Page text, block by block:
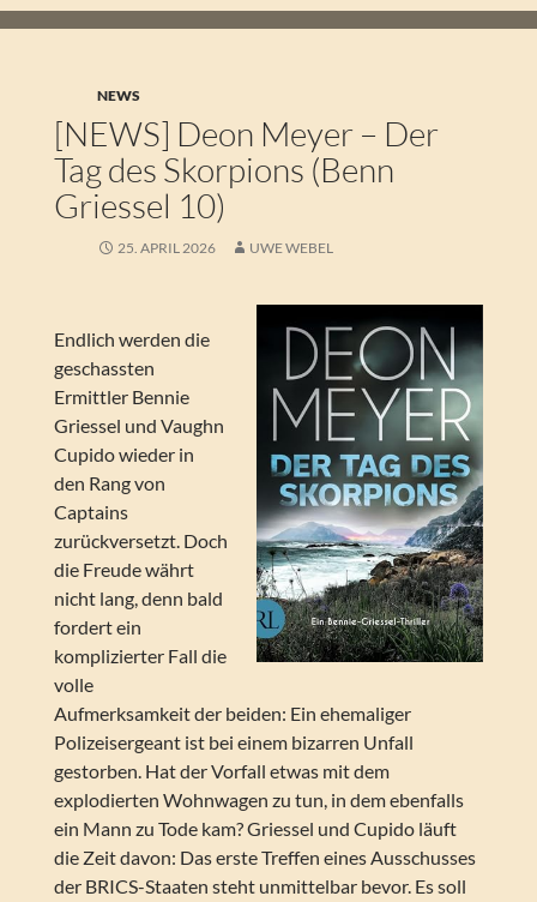
NEWS
[NEWS] Deon Meyer – Der
Tag des Skorpions (Benn
Griessel 10)
25. APRIL 2026 UWE WEBEL
Endlich werden die
geschassten
Ermittler Bennie
Griessel und Vaughn
Cupido wieder in
den Rang von
Captains
zurückversetzt. Doch
die Freude währt
nicht lang, denn bald
fordert ein
komplizierter Fall die
volle
Aufmerksamkeit der beiden: Ein ehemaliger
Polizeisergeant ist bei einem bizarren Unfall
gestorben. Hat der Vorfall etwas mit dem
explodierten Wohnwagen zu tun, in dem ebenfalls
ein Mann zu Tode kam? Griessel und Cupido läuft
die Zeit davon: Das erste Treffen eines Ausschusses
der BRICS-Staaten steht unmittelbar bevor. Es soll